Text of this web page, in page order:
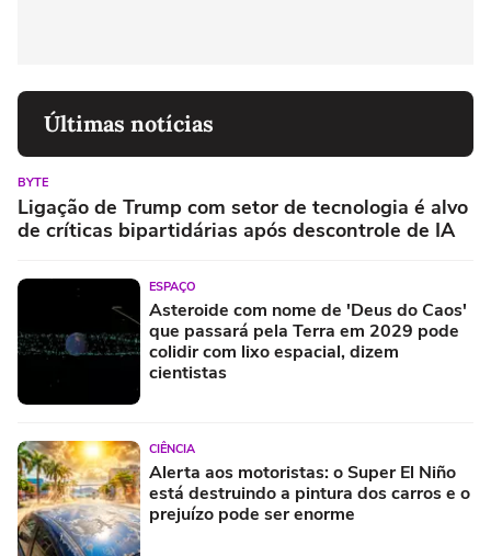
Últimas notícias
BYTE
Ligação de Trump com setor de tecnologia é alvo
de críticas bipartidárias após descontrole de IA
ESPAÇO
Asteroide com nome de 'Deus do Caos'
que passará pela Terra em 2029 pode
colidir com lixo espacial, dizem
cientistas
CIÊNCIA
Alerta aos motoristas: o Super El Niño
está destruindo a pintura dos carros e o
prejuízo pode ser enorme